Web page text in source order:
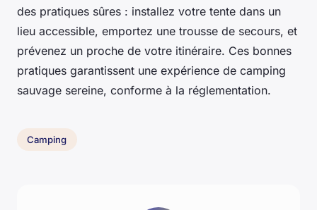
des pratiques sûres : installez votre tente dans un
lieu accessible, emportez une trousse de secours, et
prévenez un proche de votre itinéraire. Ces bonnes
pratiques garantissent une expérience de camping
sauvage sereine, conforme à la réglementation.
Camping